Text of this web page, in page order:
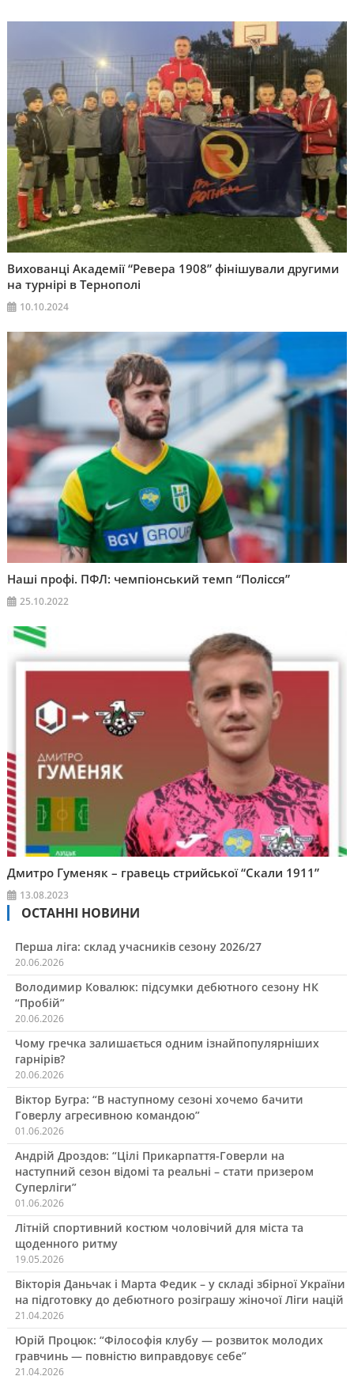
Вихованці Академії “Ревера 1908” фінішували другими
на турнірі в Тернополі
10.10.2024
Наші профі. ПФЛ: чемпіонський темп “Полісся”
25.10.2022
Дмитро Гуменяк – гравець стрийської “Скали 1911”
13.08.2023
ОСТАННІ НОВИНИ
Перша ліга: склад учасників сезону 2026/27
20.06.2026
Володимир Ковалюк: підсумки дебютного сезону НК
“Пробій”
20.06.2026
Чому гречка залишається одним ізнайпопулярніших
гарнірів?
20.06.2026
Віктор Бугра: “В наступному сезоні хочемо бачити
Говерлу агресивною командою”
01.06.2026
Андрій Дроздов: “Цілі Прикарпаття-Говерли на
наступний сезон відомі та реальні – стати призером
Суперліги”
01.06.2026
Літній спортивний костюм чоловічий для міста та
щоденного ритму
19.05.2026
Вікторія Даньчак і Марта Федик – у складі збірної України
на підготовку до дебютного розіграшу жіночої Ліги націй
21.04.2026
Юрій Процюк: “Філософія клубу — розвиток молодих
гравчинь — повністю виправдовує себе”
21.04.2026